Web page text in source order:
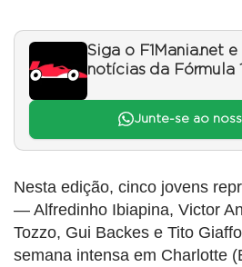
Siga o F1Mania.net
notícias da Fórmula
Junte-se ao
Nesta edição, cinco jovens
— Alfredinho Ibiapina, Victor
Tozzo, Gui Backes e Tito
semana intensa em Charlotte